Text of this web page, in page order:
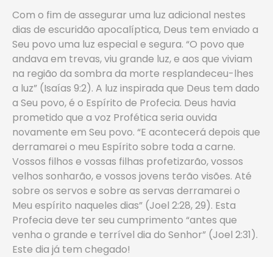
Com o fim de assegurar uma luz adicional nestes
dias de escuridão apocalíptica, Deus tem enviado a
Seu povo uma luz especial e segura. “O povo que
andava em trevas, viu grande luz, e aos que viviam
na região da sombra da morte resplandeceu-lhes
a luz” (Isaías 9:2). A luz inspirada que Deus tem dado
a Seu povo, é o Espírito de Profecia. Deus havia
prometido que a voz Profética seria ouvida
novamente em Seu povo. “E acontecerá depois que
derramarei o meu Espírito sobre toda a carne.
Vossos filhos e vossas filhas profetizarão, vossos
velhos sonharão, e vossos jovens terão visões. Até
sobre os servos e sobre as servas derramarei o
Meu espírito naqueles dias” (Joel 2:28, 29). Esta
Profecia deve ter seu cumprimento “antes que
venha o grande e terrível dia do Senhor” (Joel 2:31).
Este dia já tem chegado!